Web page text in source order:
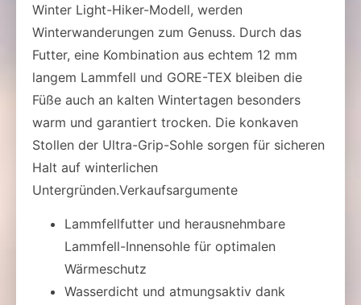
Winter Light-Hiker-Modell, werden
Winterwanderungen zum Genuss. Durch das
Futter, eine Kombination aus echtem 12 mm
langem Lammfell und GORE-TEX bleiben die
Füße auch an kalten Wintertagen besonders
warm und garantiert trocken. Die konkaven
Stollen der Ultra-Grip-Sohle sorgen für sicheren
Halt auf winterlichen
Untergründen.Verkaufsargumente
Lammfellfutter und herausnehmbare
Lammfell-Innensohle für optimalen
Wärmeschutz
Wasserdicht und atmungsaktiv dank